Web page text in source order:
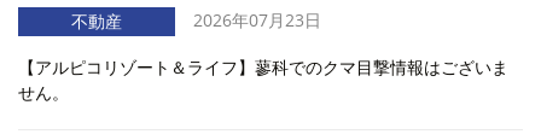
不動産 2026年07月23日
【アルピコリゾート＆ライフ】蓼科でのクマ目撃情報はございま
せん。